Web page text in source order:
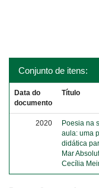
Conjunto de itens:
Data do
documento
Título
2020
Poesia na
aula: uma
didática
Mar
Cecília